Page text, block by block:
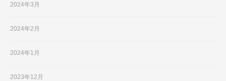
2024年3月
2024年2月
2024年1月
2023年12月